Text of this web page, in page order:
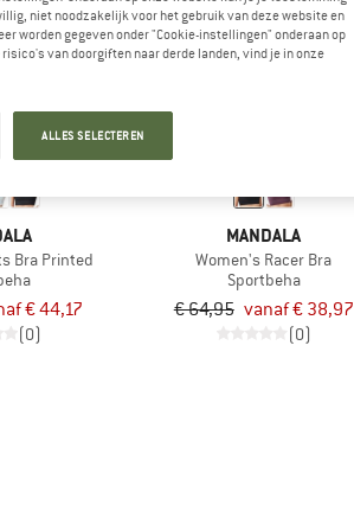
Bra Printed
€ 44,17
(0)
tot -40%
MANDALA
Women's Racer Bra
Sportbeha
€ 64,95 vanaf € 38,97
(0)
niet noodzakelijk voor het gebruik van deze website en
worden gegeven onder "Cookie-instellingen" onderaan op
van doorgiften naar derde landen, vind je in onze
ALLES SELECTEREN